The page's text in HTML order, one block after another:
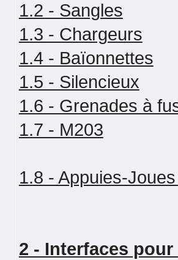
1.2 - Sangles
1.3 - Chargeurs
1.4 - Baïonnettes
1.5 - Silencieux
1.6 - Grenades à
1.7 - M203
1.8 - Appuies-
2 - Interfaces